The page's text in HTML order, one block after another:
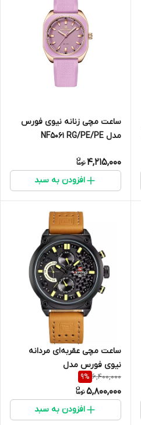
ساعت مچی زنانه نیوی فورس
مدل NF5061 RG/PE/PE
4,215,000
افزودن به سبد
ساعت مچی عقربه‌ای مردانه
نیوی فورس مدل
NF9068LB/Y/BN
6,400,000
9%
5,800,000
افزودن به سبد